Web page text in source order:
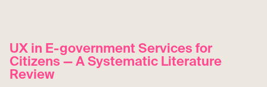
UX in E-government Services for
Citizens — A Systematic Literature
Review